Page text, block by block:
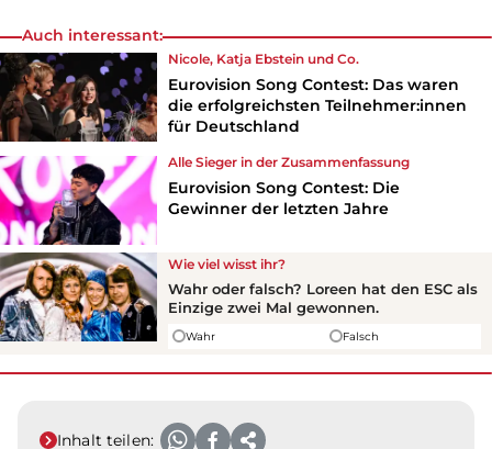
Auch interessant:
Nicole, Katja Ebstein und Co.
Eurovision Song Contest: Das waren
die erfolgreichsten Teilnehmer:innen
für Deutschland
Alle Sieger in der Zusammenfassung
Eurovision Song Contest: Die
Gewinner der letzten Jahre
Wie viel wisst ihr?
Wahr oder falsch? Loreen hat den ESC als
Einzige zwei Mal gewonnen.
Wahr Falsch
Inhalt teilen: